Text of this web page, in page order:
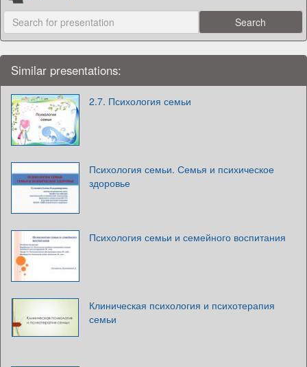
Similar presentations:
2.7. Психология семьи
Психология семьи. Семья и психическое
здоровье
Психология семьи и семейного воспитания
Клиническая психология и психотерапия
семьи